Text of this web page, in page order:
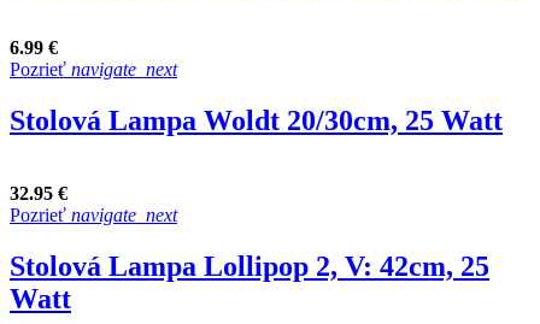
6.99 €
Pozrieť navigate_next
Stolová Lampa Woldt 20/30cm, 25 Watt
32.95 €
Pozrieť navigate_next
Stolová Lampa Lollipop 2, V: 42cm, 25
Watt